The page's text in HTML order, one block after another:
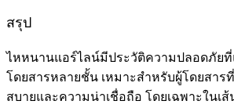
สรุป
ไหหนานแอร์ไลน์มีประวัติความปลอดภัย
โดยสารหลายชั้น เหมาะสำหรับผู้โดยสาร
สบายและความน่าเชื่อถือ โดยเฉพาะในเ